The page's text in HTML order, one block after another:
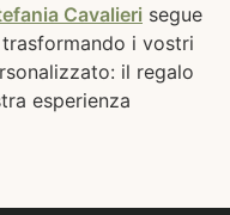
Cavalieri segue
i vostri
il regalo
esperienza